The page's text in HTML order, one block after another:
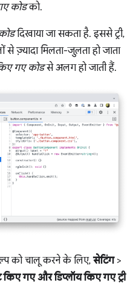
कोडको.
दिखाया जा सकता है. इससे ट्री,
से ज़्यादा मिलता-जुलता हो जाता
गए कोडसे अलग हो जाती हैं.
को चालू करने के लिए, सेटिंग>
किए गए और डिप्लॉय किए गए ट्री